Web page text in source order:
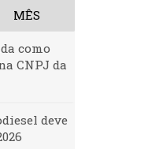
MÊS
como
CNPJ da
deve